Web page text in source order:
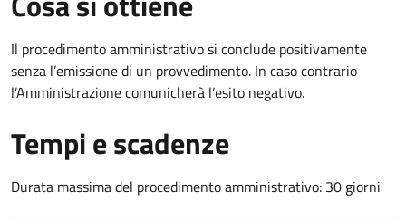
Il procedimento amministrativo si conclude positivamente
senza l’emissione di un provvedimento. In caso contrario
l’Amministrazione comunicherà l’esito negativo.
Tempi e scadenze
Durata massima del procedimento amministrativo: 30 giorni